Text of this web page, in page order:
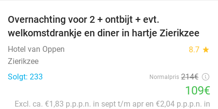
Overnachting voor 2 + ontbijt + evt.
welkomstdrankje en diner in hartje Zierikzee
Hotel van Oppen 8.7 star
Zierikzee
Solgt: 233
Normalpris 214€
109€
Excl. ca. €1,83 p.p.p.n. in sept t/m apr en €2,04 p.p.p.n. in